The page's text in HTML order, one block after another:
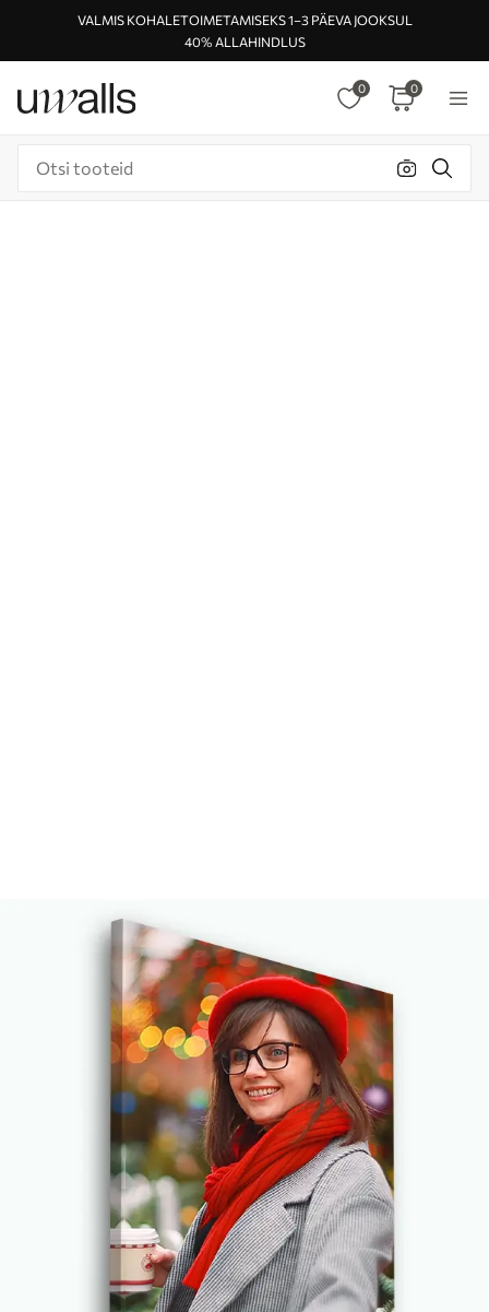
VALMIS KOHALETOIMETAMISEKS 1–3 PÄEVA JOOKSUL
40% ALLAHINDLUS
0 0